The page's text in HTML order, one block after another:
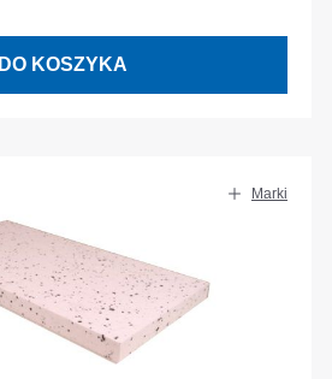
DO KOSZYKA
Marki